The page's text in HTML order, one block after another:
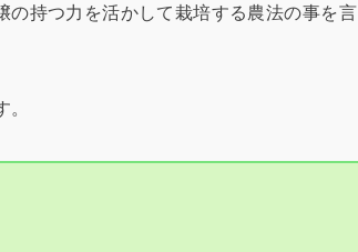
持つ力を活かして栽培する農法の事を言